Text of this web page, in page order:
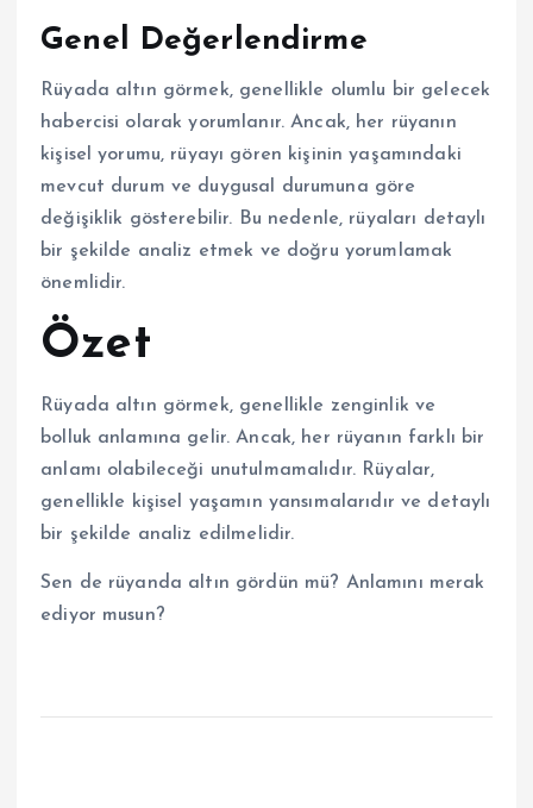
Genel Değerlendirme
Rüyada altın görmek, genellikle olumlu bir gelecek
habercisi olarak yorumlanır. Ancak, her rüyanın
kişisel yorumu, rüyayı gören kişinin yaşamındaki
mevcut durum ve duygusal durumuna göre
değişiklik gösterebilir. Bu nedenle, rüyaları detaylı
bir şekilde analiz etmek ve doğru yorumlamak
önemlidir.
Özet
Rüyada altın görmek, genellikle zenginlik ve
bolluk anlamına gelir. Ancak, her rüyanın farklı bir
anlamı olabileceği unutulmamalıdır. Rüyalar,
genellikle kişisel yaşamın yansımalarıdır ve detaylı
bir şekilde analiz edilmelidir.
Sen de rüyanda altın gördün mü? Anlamını merak
ediyor musun?